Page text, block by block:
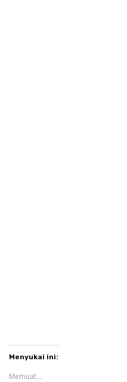
Menyukai ini:
Memuat...